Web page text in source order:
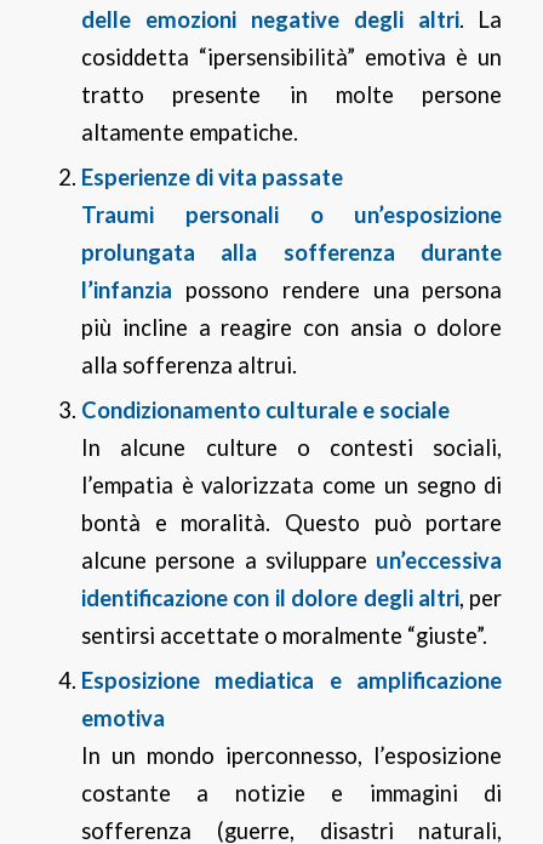
delle emozioni negative degli altri. La
cosiddetta “ipersensibilità” emotiva è un
tratto presente in molte persone
altamente empatiche.
Esperienze di vita passate
Traumi personali o un’esposizione
prolungata alla sofferenza durante
l’infanzia possono rendere una persona
più incline a reagire con ansia o dolore
alla sofferenza altrui.
Condizionamento culturale e sociale
In alcune culture o contesti sociali,
l’empatia è valorizzata come un segno di
bontà e moralità. Questo può portare
alcune persone a sviluppare un’eccessiva
identificazione con il dolore degli altri, per
sentirsi accettate o moralmente “giuste”.
Esposizione mediatica e amplificazione
emotiva
In un mondo iperconnesso, l’esposizione
costante a notizie e immagini di
sofferenza (guerre, disastri naturali,